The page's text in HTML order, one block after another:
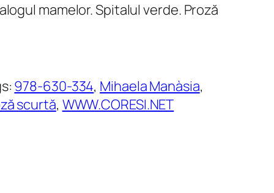
mamelor. Spitalul verde. Proză
978-630-334, Mihaela Manàsia
scurtă, WWW.CORESI.NET